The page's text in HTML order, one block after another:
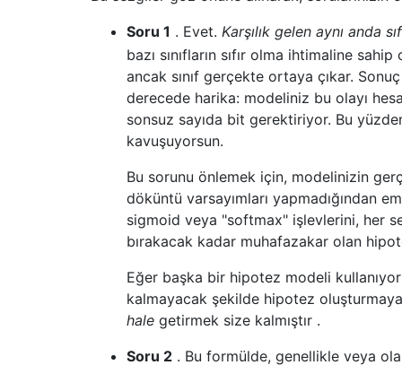
Soru 1 . Evet. Karşılık gelen aynı anda
bazı sınıfların sıfır olma ihtimaline
ancak sınıf gerçekte ortaya çıkar.
derecede harika: modeliniz bu olayı
sonsuz sayıda bit gerektiriyor. Bu
kavuşuyorsun.
Bu sorunu önlemek için, modelinizin
döküntü varsayımları yapmadığından
sigmoid veya "softmax" işlevlerini, her
bırakacak kadar muhafazakar olan
Eğer başka bir hipotez modeli
kalmayacak şekilde hipotez
hale getirmek size kalmıştır .
Soru 2 . Bu formülde, genellikle veya